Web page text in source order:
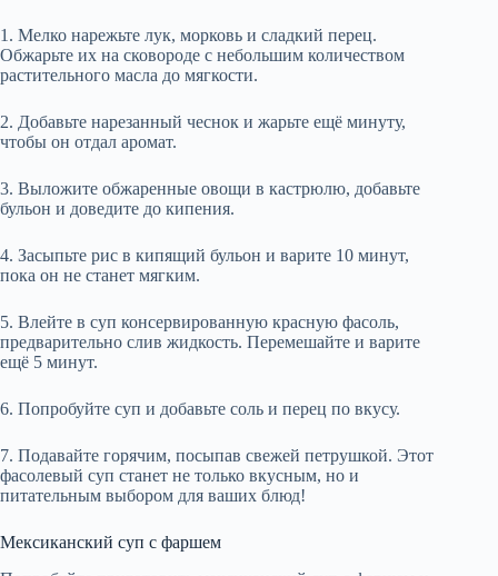
1. Мелко нарежьте лук, морковь и сладкий перец.
Обжарьте их на сковороде с небольшим количеством
растительного масла до мягкости.
2. Добавьте нарезанный чеснок и жарьте ещё минуту,
чтобы он отдал аромат.
3. Выложите обжаренные овощи в кастрюлю, добавьте
бульон и доведите до кипения.
4. Засыпьте рис в кипящий бульон и варите 10 минут,
пока он не станет мягким.
5. Влейте в суп консервированную красную фасоль,
предварительно слив жидкость. Перемешайте и варите
ещё 5 минут.
6. Попробуйте суп и добавьте соль и перец по вкусу.
7. Подавайте горячим, посыпав свежей петрушкой. Этот
фасолевый суп станет не только вкусным, но и
питательным выбором для ваших блюд!
Мексиканский суп с фаршем